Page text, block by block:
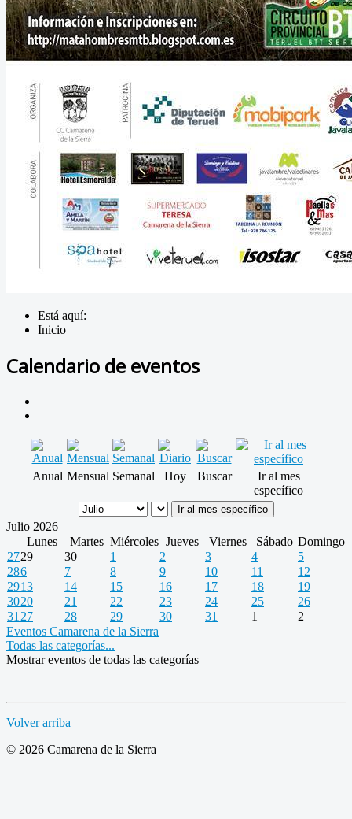
Está aquí:
Inicio
Calendario de eventos
Anual Mensual Semanal Hoy Buscar
Ir al mes
específico
Ir al mes específico
Julio 2026
Lunes
Martes Miércoles Jueves Viernes Sábado Domingo
2729 30 1 2 3 4
5
286 7 8 9 10 11
12
2913 14 15 16 17 18
19
3020 21 22 23 24 25
26
31 27 28 29 30 31 1
2
Eventos Camarena de la Sierra
Todas las categorías...
Mostrar eventos de todas las categorías
Volver arriba
© 2026 Camarena de la Sierra